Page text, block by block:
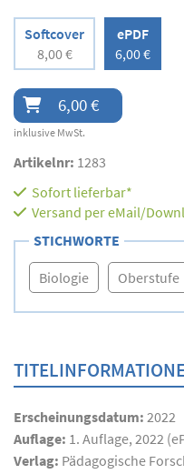
Softcover
8,00 €
ePDF
6,00 €
6,00 €
inklusive MwSt.
Artikelnr: 1283
Sofort lieferbar*
Versand per eMail/
STICHWORTE
Biologie Oberstufe
Erscheinungsdatum: 2022
Auflage: 1. Auflage, 2022
Verlag: Pädagogische